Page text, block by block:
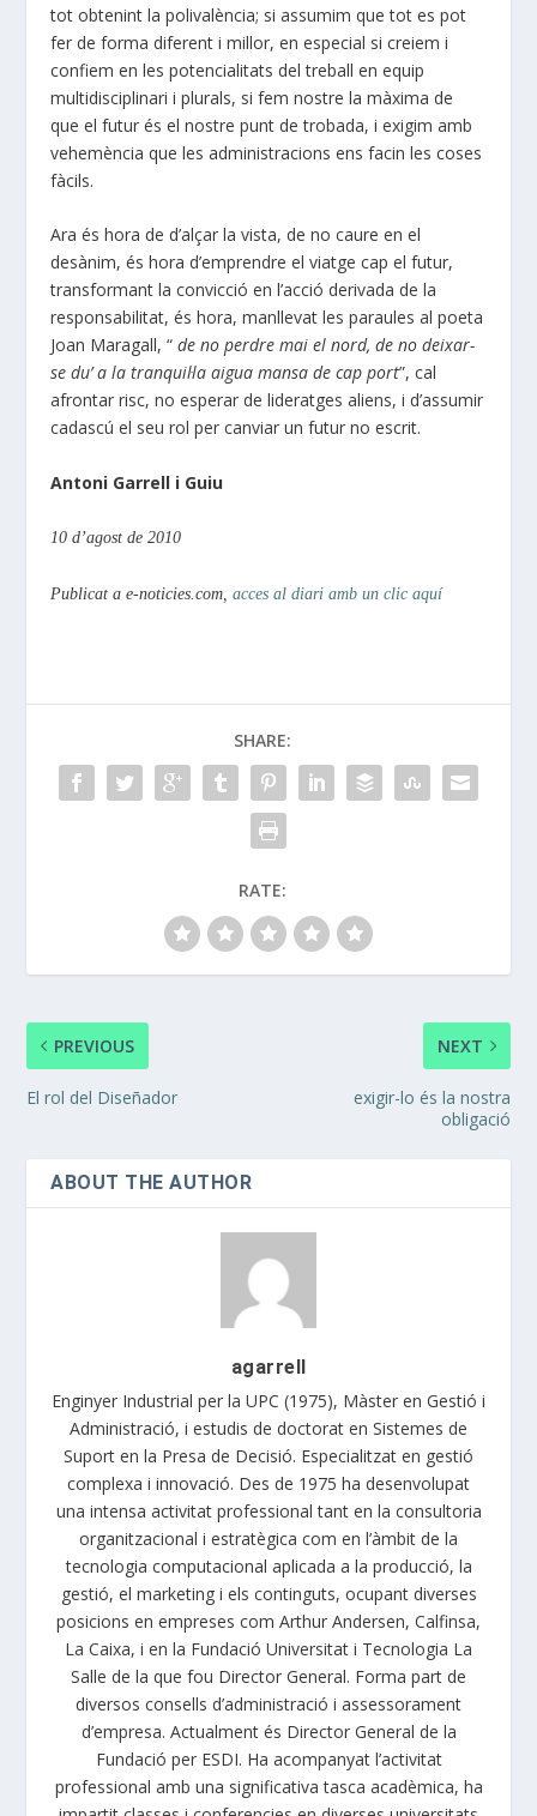
tot obtenint la polivalència; si assumim que tot es pot
fer de forma diferent i millor, en especial si creiem i
confiem en les potencialitats del treball en equip
multidisciplinari i plurals, si fem nostre la màxima de
que el futur és el nostre punt de trobada, i exigim amb
vehemència que les administracions ens facin les coses
fàcils.
Ara és hora de d’alçar la vista, de no caure en el
desànim, és hora d’emprendre el viatge cap el futur,
transformant la convicció en l’acció derivada de la
responsabilitat, és hora, manllevat les paraules al poeta
Joan Maragall, “ de no perdre mai el nord, de no deixar-
se du’ a la tranquil·la aigua mansa de cap port”, cal
afrontar risc, no esperar de lideratges aliens, i d’assumir
cadascú el seu rol per canviar un futur no escrit.
Antoni Garrell i Guiu
10 d’agost de 2010
Publicat a e-noticies.com,acces al diari amb un clic aquí
SHARE:
RATE:
PREVIOUS
El rol del Diseñador
NEXT
exigir-lo és la nostra
obligació
ABOUT THE AUTHOR
agarrell
Enginyer Industrial per la UPC (1975), Màster en Gestió i
Administració, i estudis de doctorat en Sistemes de
Suport en la Presa de Decisió. Especialitzat en gestió
complexa i innovació. Des de 1975 ha desenvolupat
una intensa activitat professional tant en la consultoria
organitzacional i estratègica com en l’àmbit de la
tecnologia computacional aplicada a la producció, la
gestió, el marketing i els continguts, ocupant diverses
posicions en empreses com Arthur Andersen, Calfinsa,
La Caixa, i en la Fundació Universitat i Tecnologia La
Salle de la que fou Director General. Forma part de
diversos consells d’administració i assessorament
d’empresa. Actualment és Director General de la
Fundació per ESDI. Ha acompanyat l’activitat
professional amb una significativa tasca acadèmica, ha